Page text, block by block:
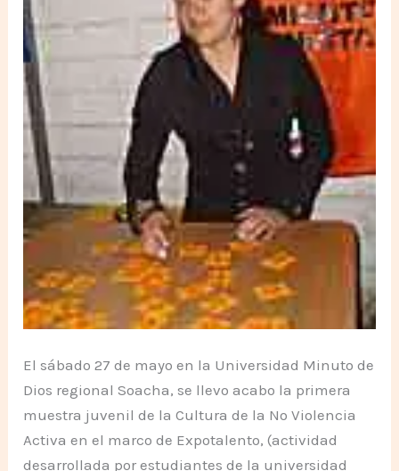
El sábado 27 de mayo en la Universidad Minuto de
Dios regional Soacha, se llevo acabo la primera
muestra juvenil de la Cultura de la No Violencia
Activa en el marco de Expotalento, (actividad
desarrollada por estudiantes de la universidad